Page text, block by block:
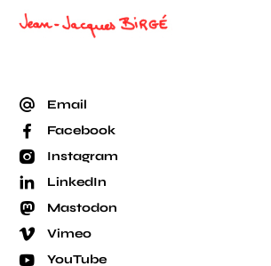
Email
Facebook
Instagram
LinkedIn
Mastodon
Vimeo
YouTube